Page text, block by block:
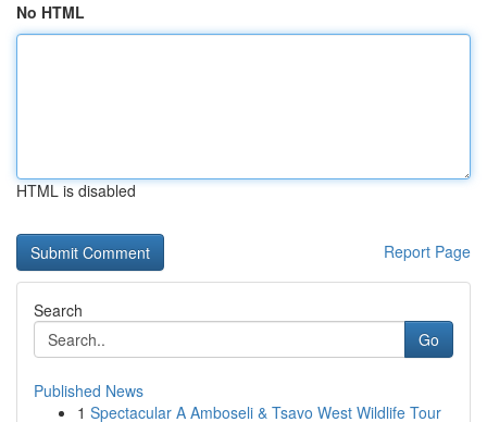
No HTML
HTML is disabled
Report Page
Search
Go
Published News
1 Spectacular A Amboseli & Tsavo West Wildlife Tour